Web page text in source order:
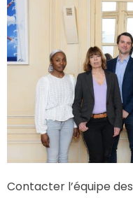
Contacter l’équipe